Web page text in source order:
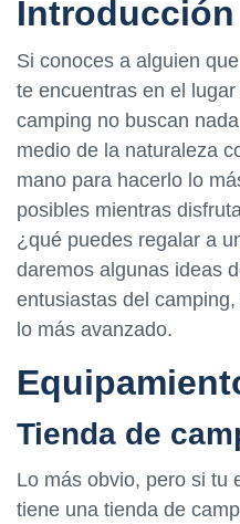
Introducción
Si conoces a alguien
te encuentras en el
camping no buscan
medio de la naturaleza
mano para hacerlo lo
posibles mientras
¿qué puedes regalar a
daremos algunas ideas
entusiastas del
lo más avanzado.
Tienda de
Lo más obvio, pero si tu
tiene una tienda de